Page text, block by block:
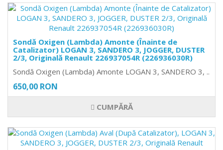
Sondă Oxigen (Lambda) Amonte (Înainte de
Catalizator) LOGAN 3, SANDERO 3, JOGGER, DUSTER
2/3, Originală Renault 226937054R (226936030R)
Sondă Oxigen (Lambda) Amonte LOGAN 3, SANDERO 3, ..
650,00 RON
CUMPĂRĂ